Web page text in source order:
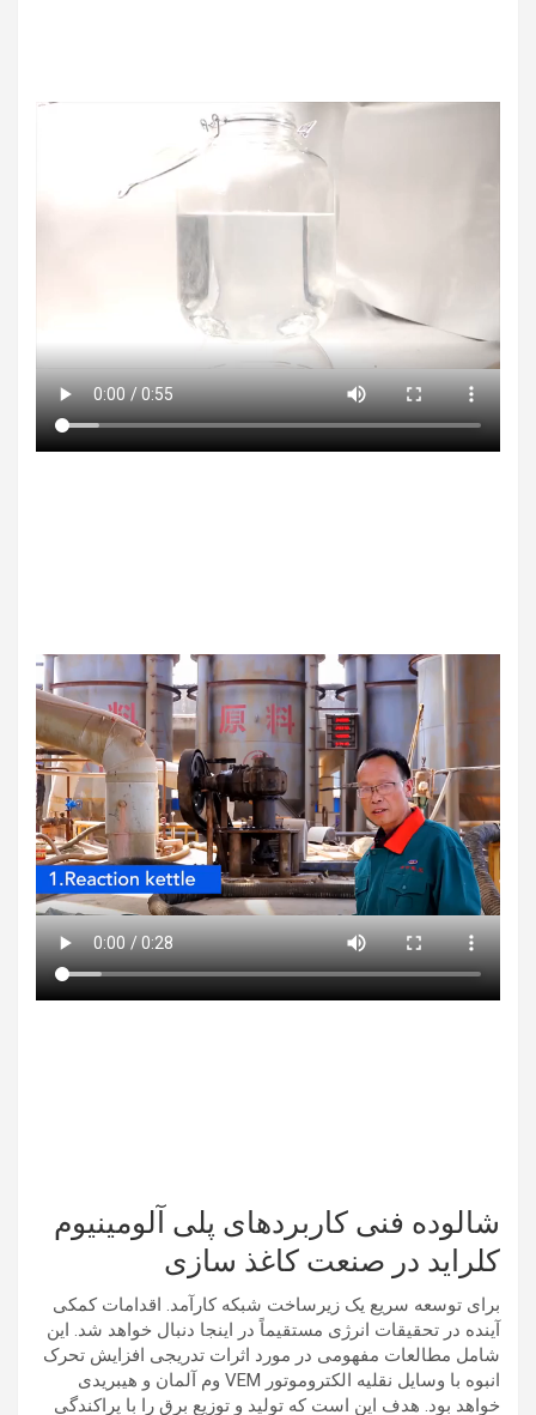
شالوده فنی کاربردهای پلی آلومینیوم
کلراید در صنعت کاغذ سازی
برای توسعه سریع یک زیرساخت شبکه کارآمد. اقدامات کمکی
آینده در تحقیقات انرژی مستقیماً در اینجا دنبال خواهد شد. این
شامل مطالعات مفهومی در مورد اثرات تدریجی افزایش تحرک
انبوه با وسایل نقلیه الکتروموتور VEM وم آلمان و هیبریدی
خواهد بود. هدف این است که تولید و توزیع برق را با پراکندگی